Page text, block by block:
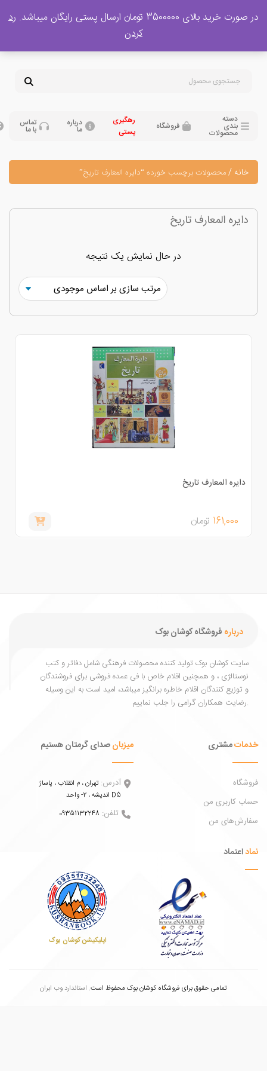
پشتیبانی فروش
09120329397
بندی
محصولات
فروشگاه درباره تماس
محصولات برچسب خورده “دایره المعارف تاریخ”
المعارف تاریخ
در حال نمایش یک نتیجه
المعارف تاریخ
161,000تومان
فروشگاه کوشان بوک
کوشان بوک تولید کننده محصولات فرهنگی شامل دفاتر و کتب
، و همچنین اقلام خاص با فی عمده فروشی برای فروشندگان
کنندگان اقلام خاطره برانگیز میباشد، امید است به این وسیله
مشتری
کاربری من
من
صدای گرمتان هستیم
آدرس:تهران ، م انقلاب ، پاساژ
تلفن:09351132248
اپلیکیشن کوشان بوک
تمامی حقوق برای فروشگاه کوشان بوک محفوظ است.استاندارد وب ابران
3500000 تومان ارسال پستی رایگان میباشد.
رد